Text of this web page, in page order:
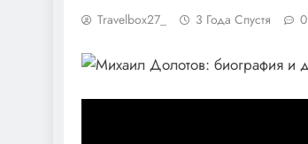
Travelbox27_ 3 Года Спустя 0